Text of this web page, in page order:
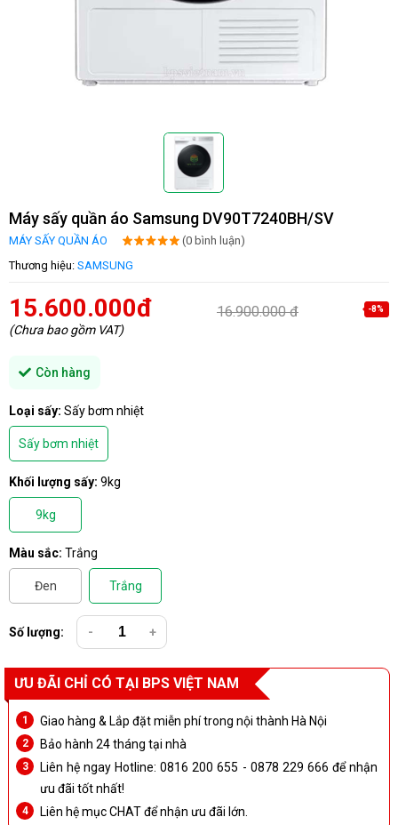
Máy sấy quần áo Samsung DV90T7240BH/SV
MÁY SẤY QUẦN ÁO
(0 bình luận)
Thương hiệu: SAMSUNG
15.600.000đ 16.900.000 đ -8%
(Chưa bao gồm VAT)
Còn hàng
Loại sấy: Sấy bơm nhiệt
Sấy bơm nhiệt
Khối lượng sấy: 9kg
9kg
Màu sắc: Trắng
Đen Trắng
Số lượng: - +
ƯU ĐÃI CHỈ CÓ TẠI BPS VIỆT NAM
Giao hàng & Lắp đặt miễn phí trong nội thành Hà Nội
Bảo hành 24 tháng tại nhà
Liên hệ ngay Hotline: 0816 200 655 - 0878 229 666 để nhận
ưu đãi tốt nhất!
Liên hệ mục CHAT để nhận ưu đãi lớn.